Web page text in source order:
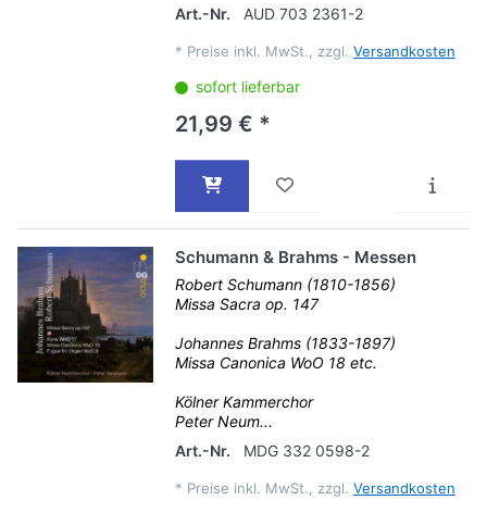
Art.-Nr.
AUD 703 2361-2
* Preise inkl. MwSt., zzgl. Versandkosten
sofort lieferbar
21,99 € *
Schumann & Brahms - Messen
Robert Schumann (1810-1856)
Missa Sacra op. 147
Johannes Brahms (1833-1897)
Missa Canonica WoO 18 etc.
Kölner Kammerchor
Peter Neum...
Art.-Nr.
MDG 332 0598-2
* Preise inkl. MwSt., zzgl. Versandkosten